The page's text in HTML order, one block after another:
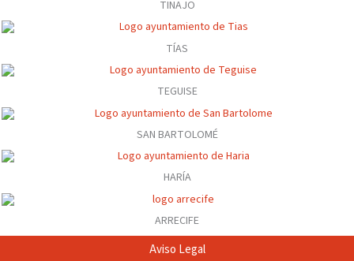
TINAJO
TÍAS
TEGUISE
SAN BARTOLOMÉ
HARÍA
ARRECIFE
Aviso Legal